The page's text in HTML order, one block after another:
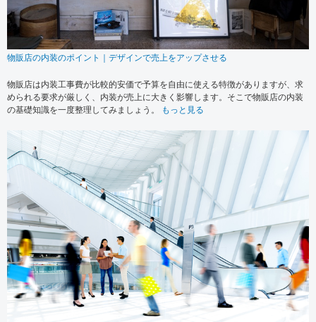
物販店の内装のポイント｜デザインで売上をアップさせる
物販店は内装工事費が比較的安価で予算を自由に使える特徴がありますが、求
められる要求が厳しく、内装が売上に大きく影響します。そこで物販店の内装
の基礎知識を一度整理してみましょう。
もっと見る